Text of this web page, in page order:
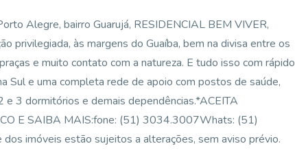
Alegre, bairro Guarujá, RESIDENCIAL BEM VIVER,
privilegiada, às margens do Guaíba, bem na divisa entre os
e muito contato com a natureza. E tudo isso com rápido
Sul e uma completa rede de apoio com postos de saúde,
3 dormitórios e demais dependências.*ACEITA
E SAIBA MAIS:fone: (51) 3034.3007Whats: (51)
imóveis estão sujeitos a alterações, sem aviso prévio.